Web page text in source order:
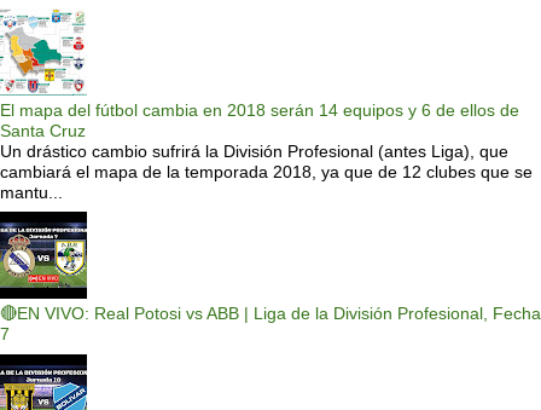
El mapa del fútbol cambia en 2018 serán 14 equipos y 6 de ellos de
Santa Cruz
Un drástico cambio sufrirá la División Profesional (antes Liga), que
cambiará el mapa de la temporada 2018, ya que de 12 clubes que se
mantu...
🔴EN VIVO: Real Potosi vs ABB | Liga de la División Profesional, Fecha
7